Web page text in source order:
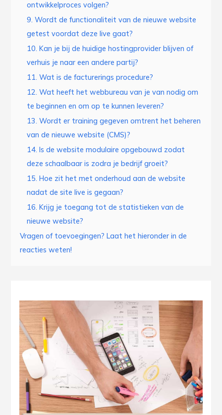
ontwikkelproces volgen?
9. Wordt de functionaliteit van de nieuwe website
getest voordat deze live gaat?
10. Kan je bij de huidige hostingprovider blijven of
verhuis je naar een andere partij?
11. Wat is de facturerings procedure?
12. Wat heeft het webbureau van je van nodig om
te beginnen en om op te kunnen leveren?
13. Wordt er training gegeven omtrent het beheren
van de nieuwe website (CMS)?
14. Is de website modulaire opgebouwd zodat
deze schaalbaar is zodra je bedrijf groeit?
15. Hoe zit het met onderhoud aan de website
nadat de site live is gegaan?
16. Krijg je toegang tot de statistieken van de
nieuwe website?
Vragen of toevoegingen? Laat het hieronder in de
reacties weten!